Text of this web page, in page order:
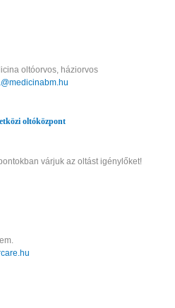
oltóorvos, háziorvos
oltóközpont
várjuk az oltást igénylőket!